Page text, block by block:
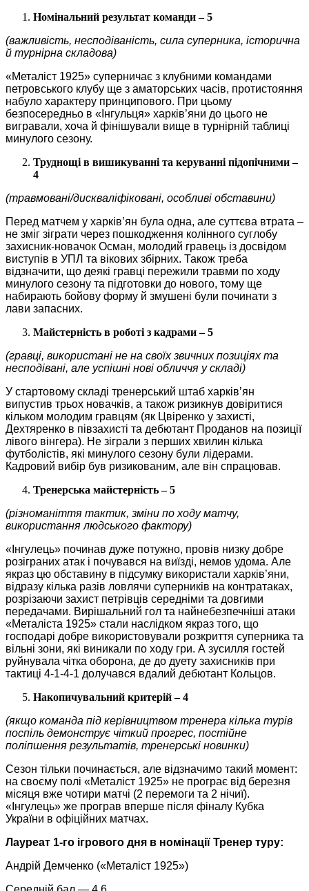
Номінальний результат команди – 5
(важливість, несподіваність, сила суперника, історична
й турнірна складова)
«Металіст 1925» суперничає з клубними командами
петровського клубу ще з аматорських часів, протистояння
набуло характеру принципового. При цьому
безпосередньо в «Інгульця» харків’яни до цього не
вигравали, хоча й фінішували вище в турнірній таблиці
минулого сезону.
Труднощі в вишикуванні та керуванні підопічними –
4
(травмовані/дискваліфіковані, особливі обставини)
Перед матчем у харків’ян була одна, але суттєва втрата –
не зміг зіграти через пошкодження колінного суглобу
захисник-новачок Осман, молодий гравець із досвідом
виступів в УПЛ та вікових збірних. Також треба
відзначити, що деякі гравці пережили травми по ходу
минулого сезону та підготовки до нового, тому ще
набирають бойову форму й змушені були починати з
лави запасних.
Майстерність в роботі з кадрами – 5
(гравці, використані не на своїх звичних позиціях та
несподівані, але успішні нові обличчя у складі)
У стартовому складі тренерський штаб харків’ян
випустив трьох новачків, а також ризикнув довіритися
кільком молодим гравцям (як Цвіренко у захисті,
Дехтяренко в півзахисті та дебютант Проданов на позиції
лівого вінгера). Не зіграли з перших хвилин кілька
футболістів, які минулого сезону були лідерами.
Кадровий вибір був ризикованим, але він спрацював.
Тренерська майстерність – 5
(різноманіття тактик, зміни по ходу матчу,
використання людського фактору)
«Інгулець» починав дуже потужно, провів низку добре
розіграних атак і почувався на виїзді, немов удома. Але
якраз цю обставину в підсумку використали харків’яни,
відразу кілька разів ловлячи суперників на контратаках,
розрізаючи захист петрівців середніми та довгими
передачами. Вирішальний гол та найнебезпечніші атаки
«Металіста 1925» стали наслідком якраз того, що
господарі добре використовували розкриття суперника та
вільні зони, які виникали по ходу гри. А зусилля гостей
руйнувала чітка оборона, де до дуету захисників при
тактиці 4-1-4-1 долучався вдалий дебютант Кольцов.
Накопичувальний критерій – 4
(якщо команда під керівництвом тренера кілька турів
поспіль демонструє чіткий прогрес, постійне
поліпшення результатів, тренерські новинки)
Сезон тільки починається, але відзначимо такий момент:
на своєму полі «Металіст 1925» не програє від березня
місяця вже чотири матчі (2 перемоги та 2 нічиї).
«Інгулець» же програв вперше після фіналу Кубка
України в офіційних матчах.
Лауреат 1-го ігрового дня в номінації Тренер туру:
Андрій Демченко («Металіст 1925»)